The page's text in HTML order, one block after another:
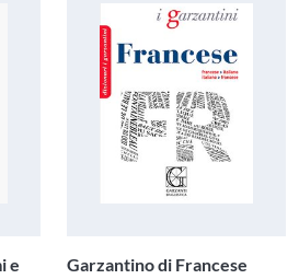
e
Garzantino di Francese